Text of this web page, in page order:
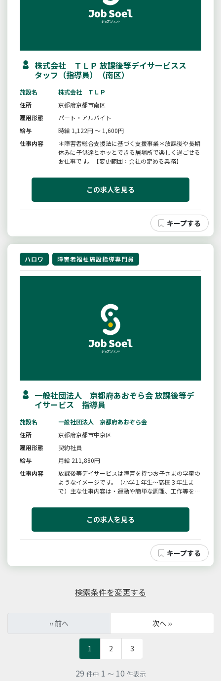
株式会社 ＴＬＰ 放課後等デイサービスス
タッフ（指導員）（南区）
施設名
株式会社 ＴＬＰ
住所
京都府京都市南区
雇用形態
パート・アルバイト
給与
時給 1,122円 ～ 1,600円
仕事内容
＊障害者総合支援法に基づく支援事業＊放課後や長期
休みに子供達とホッとできる居場所で楽しく過ごせる
お仕事です。【変更範囲：会社の定める業務】
この求人を見る
ハロワ 障害者福祉施設指導専門員
一般社団法人 京都府あおぞら会 放課後等デ
イサービス 指導員
施設名
一般社団法人 京都府あおぞら会
住所
京都府京都市中京区
雇用形態
契約社員
給与
月給 211,880円
仕事内容
放課後等デイサービスは障害を持つお子さまの学童の
ようなイメージです。（小学１年生〜高校３年生ま
で）主な仕事内容は・運動や簡単な調理、工作等をし
率、公園での活動のサポートなどあなたのお持ちの資
格・子育て経験等をぜひここで生かしてください！一
この求人を見る
検索条件を変更する
‹‹ 前へ 次へ ››
1 2 3
29 件中 1 ～ 10 件表示